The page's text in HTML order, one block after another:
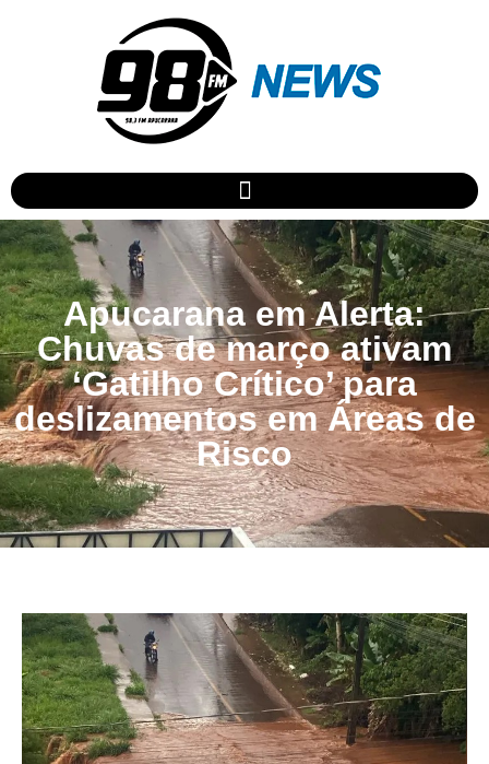
Apucarana em Alerta:
Chuvas de março ativam
‘Gatilho Crítico’ para
deslizamentos em Áreas de
Risco